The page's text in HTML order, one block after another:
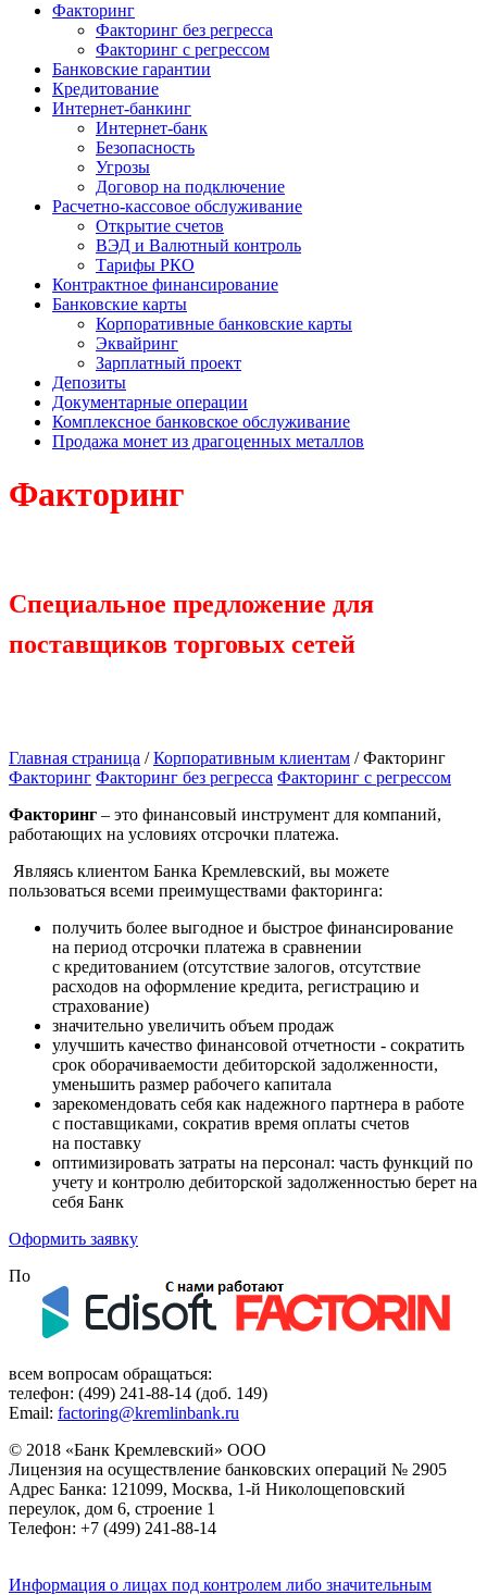
Факторинг
Факторинг без регресса
Факторинг с регрессом
Банковские гарантии
Кредитование
Интернет-банкинг
Интернет-банк
Безопасность
Угрозы
Договор на подключение
Расчетно-кассовое обслуживание
Открытие счетов
ВЭД и Валютный контроль
Тарифы РКО
Контрактное финансирование
Банковские карты
Корпоративные банковские карты
Эквайринг
Зарплатный проект
Депозиты
Документарные операции
Комплексное банковское обслуживание
Продажа монет из драгоценных металлов
Факторинг
Специальное предложение для
поставщиков торговых сетей
Главная страница /Корпоративным клиентам /Факторинг
Факторинг Факторинг без регресса Факторинг с регрессом
Факторинг – это финансовый инструмент для компаний,
работающих на условиях отсрочки платежа.
Являясь клиентом Банка Кремлевский, вы можете
пользоваться всеми преимуществами факторинга:
получить более выгодное и быстрое финансирование
на период отсрочки платежа в сравнении
с кредитованием (отсутствие залогов, отсутствие
расходов на оформление кредита, регистрацию и
страхование)
значительно увеличить объем продаж
улучшить качество финансовой отчетности - сократить
срок оборачиваемости дебиторской задолженности,
уменьшить размер рабочего капитала
зарекомендовать себя как надежного партнера в работе
с поставщиками, сократив время оплаты счетов
на поставку
оптимизировать затраты на персонал: часть функций по
учету и контролю дебиторской задолженностью берет на
себя Банк
Оформить заявку
По
всем вопросам обращаться:
телефон: (499) 241-88-14 (доб. 149)
Email: factoring@kremlinbank.ru
© 2018 «Банк Кремлевский» ООО
Лицензия на осуществление банковских операций № 2905
Адрес Банка: 121099, Москва, 1-й Николощеповский
переулок, дом 6, строение 1
Телефон: +7 (499) 241-88-14
Информация о лицах под контролем либо значительным